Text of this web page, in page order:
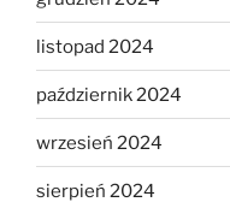
listopad 2024
październik 2024
wrzesień 2024
sierpień 2024